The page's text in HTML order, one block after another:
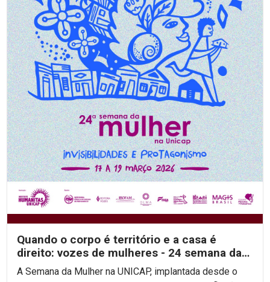
Quando o corpo é território e a casa é
direito: vozes de mulheres - 24 semana da
mulher na unicap
A Semana da Mulher na UNICAP, implantada desde o